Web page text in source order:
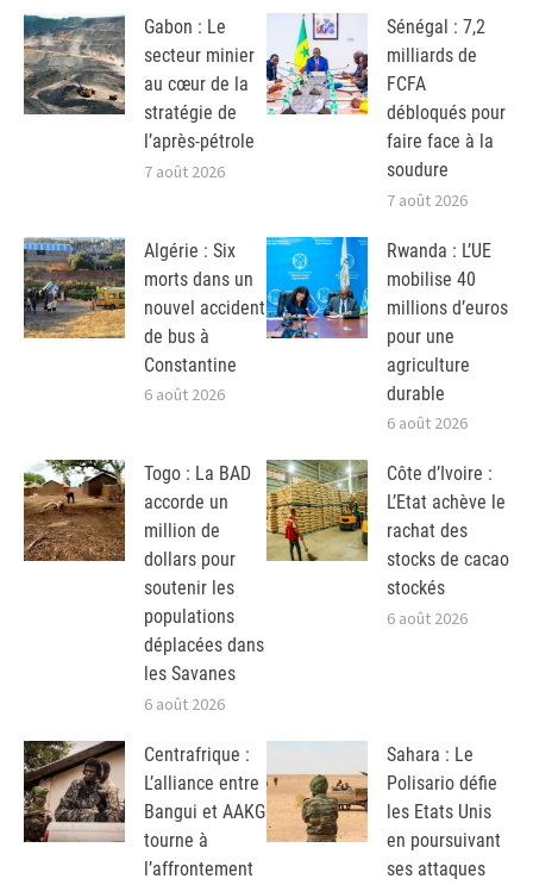
Gabon : Le
secteur minier
au cœur de la
stratégie de
l’après-pétrole
7 août 2026
Sénégal : 7,2
milliards de
FCFA
débloqués pour
faire face à la
soudure
7 août 2026
Algérie : Six
morts dans un
nouvel accident
de bus à
Constantine
6 août 2026
Rwanda : L’UE
mobilise 40
millions d’euros
pour une
agriculture
durable
6 août 2026
Togo : La BAD
accorde un
million de
dollars pour
soutenir les
populations
déplacées dans
les Savanes
6 août 2026
Côte d’Ivoire :
L’Etat achève le
rachat des
stocks de cacao
stockés
6 août 2026
Centrafrique :
L’alliance entre
Bangui et AAKG
tourne à
l’affrontement
Sahara : Le
Polisario défie
les Etats Unis
en poursuivant
ses attaques